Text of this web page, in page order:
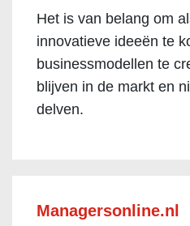
Het is van belang om
innovatieve ideeën te
businessmodellen te
blijven in de markt en
delven.
Managersonline.nl